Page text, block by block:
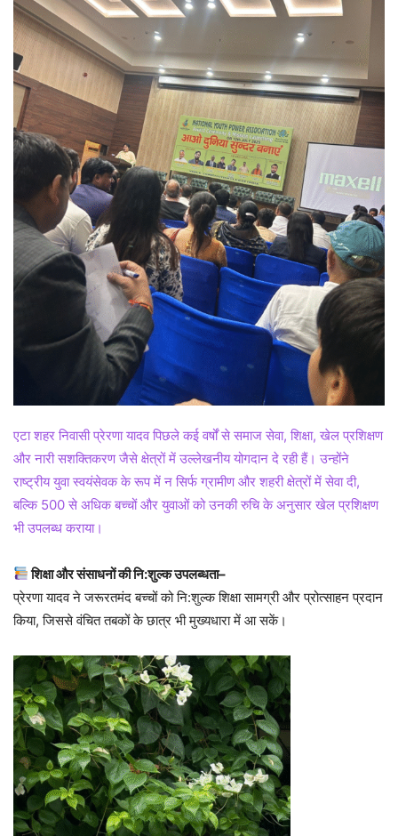
एटा शहर निवासी प्रेरणा यादव पिछले कई वर्षों से समाज सेवा, शिक्षा, खेल प्रशिक्षण
और नारी सशक्तिकरण जैसे क्षेत्रों में उल्लेखनीय योगदान दे रही हैं। उन्होंने
राष्ट्रीय युवा स्वयंसेवक के रूप में न सिर्फ ग्रामीण और शहरी क्षेत्रों में सेवा दी,
बल्कि 500 से अधिक बच्चों और युवाओं को उनकी रुचि के अनुसार खेल प्रशिक्षण
भी उपलब्ध कराया।
शिक्षा और संसाधनों की नि:शुल्क उपलब्धता–
प्रेरणा यादव ने जरूरतमंद बच्चों को नि:शुल्क शिक्षा सामग्री और प्रोत्साहन प्रदान
किया, जिससे वंचित तबकों के छात्र भी मुख्यधारा में आ सकें।